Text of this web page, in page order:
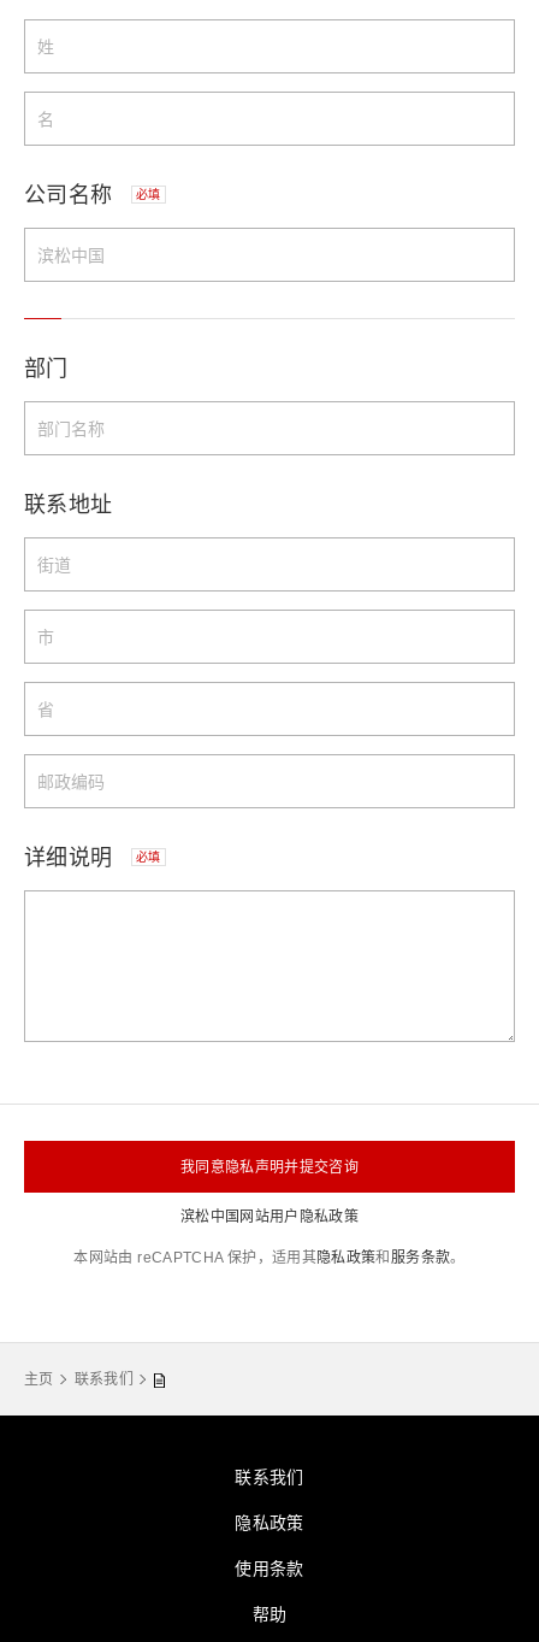
公司名称 必填
部门
联系地址
详细说明 必填
我同意隐私声明并提交咨询
滨松中国网站用户隐私政策
本网站由 reCAPTCHA 保护，适用其隐私政策和 服务条款。
主页 联系我们
联系我们
隐私政策
使用条款
帮助